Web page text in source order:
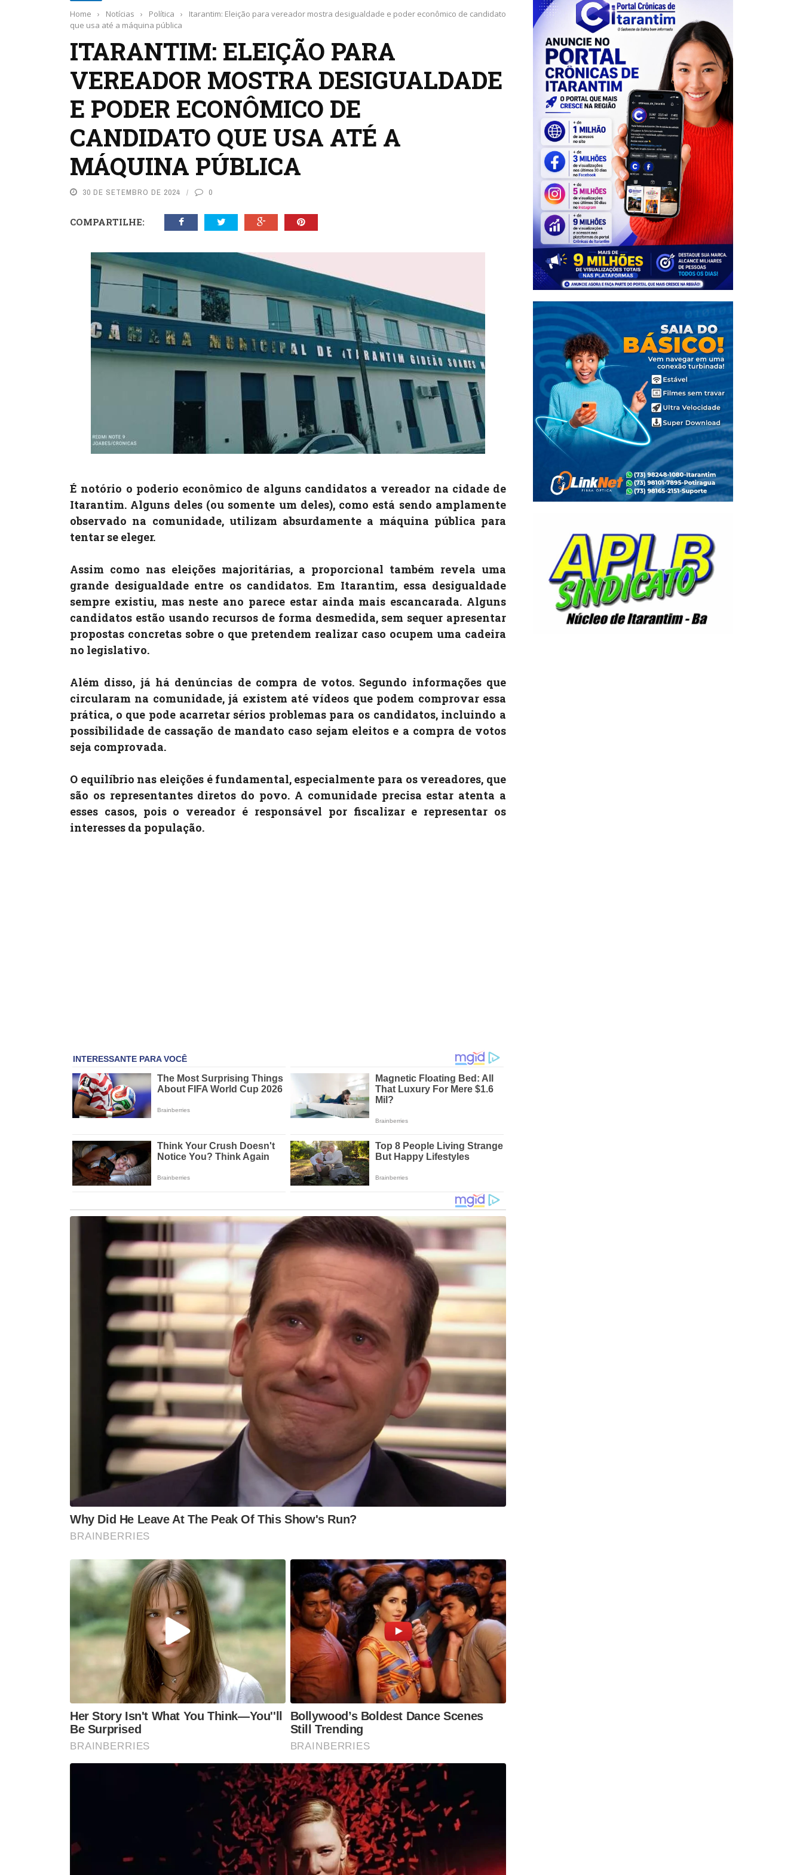
Home › Notícias › Política ›
Itarantim: Eleição para vereador mostra desigualdade e poder econômico de candidato
que usa até a máquina pública
ITARANTIM: ELEIÇÃO PARA
VEREADOR MOSTRA DESIGUALDADE
E PODER ECONÔMICO DE
CANDIDATO QUE USA ATÉ A
MÁQUINA PÚBLICA
30 DE SETEMBRO DE 2024 0
COMPARTILHE:
É notório o poderio econômico de alguns candidatos a vereador na cidade de
Itarantim. Alguns deles (ou somente um deles), como está sendo amplamente
observado na comunidade, utilizam absurdamente a máquina pública para
tentar se eleger.
Assim como nas eleições majoritárias, a proporcional também revela uma
grande desigualdade entre os candidatos. Em Itarantim, essa desigualdade
sempre existiu, mas neste ano parece estar ainda mais escancarada. Alguns
candidatos estão usando recursos de forma desmedida, sem sequer apresentar
propostas concretas sobre o que pretendem realizar caso ocupem uma cadeira
no legislativo.
Além disso, já há denúncias de compra de votos. Segundo informações que
circularam na comunidade, já existem até vídeos que podem comprovar essa
prática, o que pode acarretar sérios problemas para os candidatos, incluindo a
possibilidade de cassação de mandato caso sejam eleitos e a compra de votos
seja comprovada.
O equilíbrio nas eleições é fundamental, especialmente para os vereadores, que
são os representantes diretos do povo. A comunidade precisa estar atenta a
esses casos, pois o vereador é responsável por fiscalizar e representar os
interesses da população.